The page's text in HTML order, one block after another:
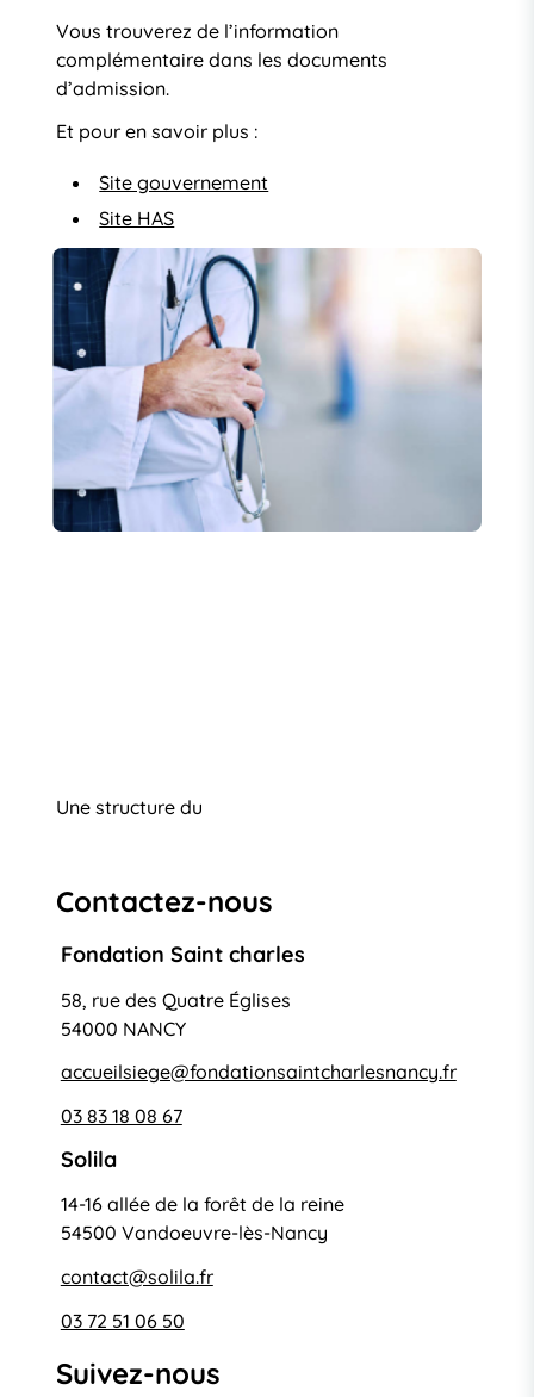
Vous trouverez de l’information
complémentaire dans les documents
d’admission.
Et pour en savoir plus :
Site gouvernement
Site HAS
Une structure du
Contactez-nous
Fondation Saint charles
58, rue des Quatre Églises
54000 NANCY
accueilsiege@fondationsaintcharlesnancy.fr
03 83 18 08 67
Solila
14-16 allée de la forêt de la reine
54500 Vandoeuvre-lès-Nancy
contact@solila.fr
03 72 51 06 50
Suivez-nous